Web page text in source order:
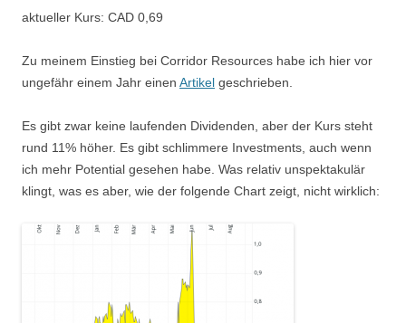
aktueller Kurs: CAD 0,69
Zu meinem Einstieg bei Corridor Resources habe ich hier vor
ungefähr einem Jahr einen Artikel geschrieben.
Es gibt zwar keine laufenden Dividenden, aber der Kurs steht
rund 11% höher. Es gibt schlimmere Investments, auch wenn
ich mehr Potential gesehen habe. Was relativ unspektakulär
klingt, was es aber, wie der folgende Chart zeigt, nicht wirklich: